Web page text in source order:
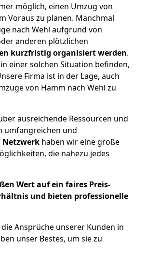
möglich, einen Umzug von
Voraus zu planen. Manchmal
nach Wehl aufgrund von
anderen plötzlichen
kurzfristig organisiert werden.
einer solchen Situation befinden,
Firma ist in der Lage, auch
von Hamm nach Wehl zu
ausreichende Ressourcen und
umfangreichen und
haben wir eine große
die nahezu jedes
Wert auf ein faires Preis-
und bieten professionelle
Ansprüche unserer Kunden in
unser Bestes, um sie zu